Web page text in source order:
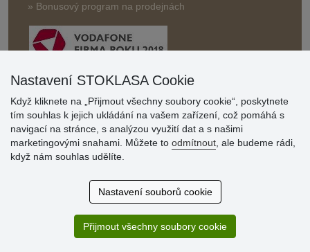
» Bonusový program na prodejnách
Hodnocení
zákazníků
Super obchod, kvalitní zboží za slušné ceny. Vřele
Sortiment za fajn ceny a hlavně super rychlé dodání. Moc
Nastavení STOKLASA Cookie
Když kliknete na „Přijmout všechny soubory cookie“, poskytnete
tím souhlas k jejich ukládání na vašem zařízení, což pomáhá s
navigací na stránce, s analýzou využití dat a s našimi
marketingovými snahami. Můžete to odmítnout , ale budeme rádi,
když nám souhlas udělíte.
Nastavení souborů cookie
Přijmout všechny soubory cookie